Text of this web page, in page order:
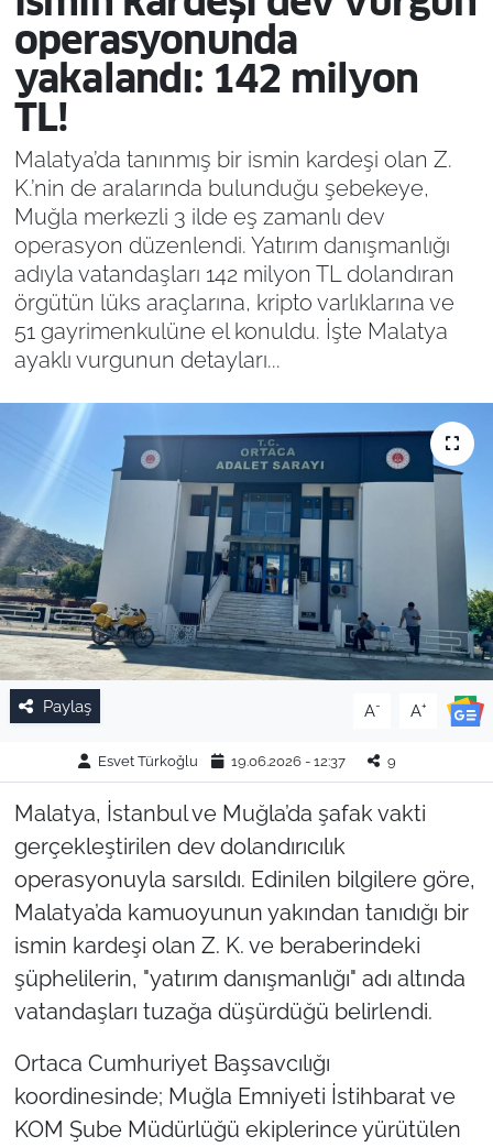
operasyonunda
yakalandı: 142 milyon
TL!
Malatya’da tanınmış bir ismin kardeşi olan Z.
K.’nin de aralarında bulunduğu şebekeye,
Muğla merkezli 3 ilde eş zamanlı dev
operasyon düzenlendi. Yatırım danışmanlığı
adıyla vatandaşları 142 milyon TL dolandıran
örgütün lüks araçlarına, kripto varlıklarına ve
51 gayrimenkulüne el konuldu. İşte Malatya
ayaklı vurgunun detayları...
Paylaş A- A+
Esvet Türkoğlu 19.06.2026 - 12:37 9
Malatya, İstanbul ve Muğla’da şafak vakti
gerçekleştirilen dev dolandırıcılık
operasyonuyla sarsıldı. Edinilen bilgilere göre,
Malatya’da kamuoyunun yakından tanıdığı bir
ismin kardeşi olan Z. K. ve beraberindeki
şüphelilerin, "yatırım danışmanlığı" adı altında
vatandaşları tuzağa düşürdüğü belirlendi.
Ortaca Cumhuriyet Başsavcılığı
koordinesinde; Muğla Emniyeti İstihbarat ve
KOM Şube Müdürlüğü ekiplerince yürütülen